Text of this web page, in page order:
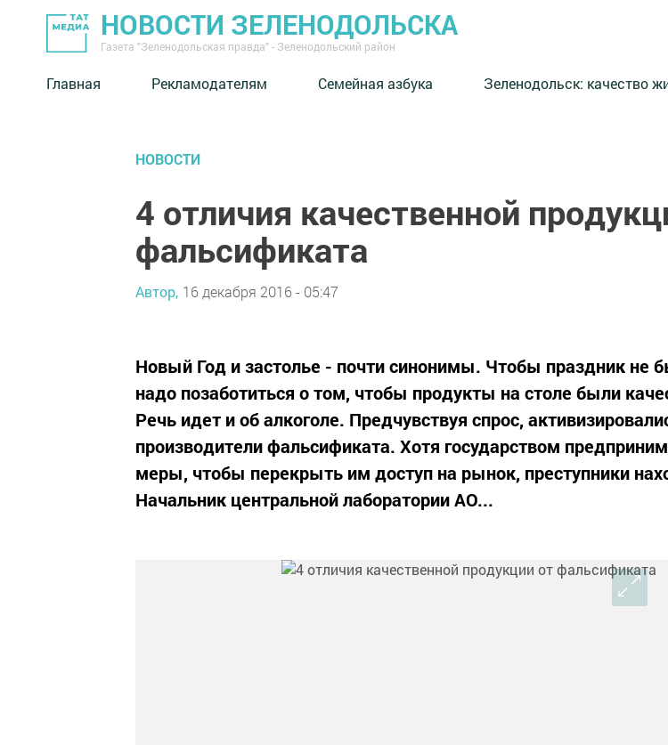
НОВОСТИ ЗЕЛЕНОДОЛЬСКА
Газета "Зеленодольская правда" - Зеленодольский район
Главная Рекламодателям Семейная азбука ⁠Зеленодольск: качество
НОВОСТИ
4 отличия качественной
фальсификата
Автор, 16 декабря 2016 - 05:47
Новый Год и застолье - почти синонимы. Чтобы праздник не
надо позаботиться о том, чтобы продукты на столе были
Речь идет и об алкоголе. Предчувствуя спрос,
производители фальсификата. Хотя государством
меры, чтобы перекрыть им доступ на рынок, преступники
Начальник центральной лаборатории АО...